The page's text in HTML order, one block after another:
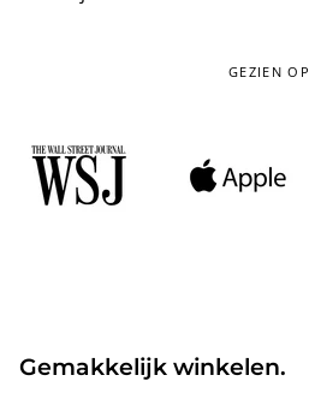
GEZIEN OP
Gemakkelijk winkelen.